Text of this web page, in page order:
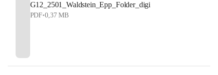
G12_2501_Waldstein_Epp_Folder_digi
PDF•0,37 MB